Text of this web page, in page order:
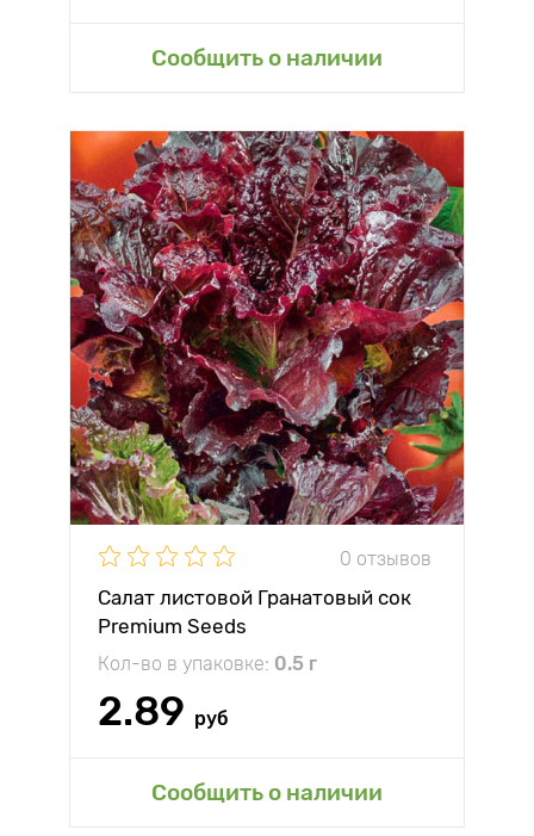
Сообщить о наличии
0 отзывов
Салат листовой Гранатовый сок
Premium Seeds
Кол-во в упаковке: 0.5 г
2.89 руб
Сообщить о наличии